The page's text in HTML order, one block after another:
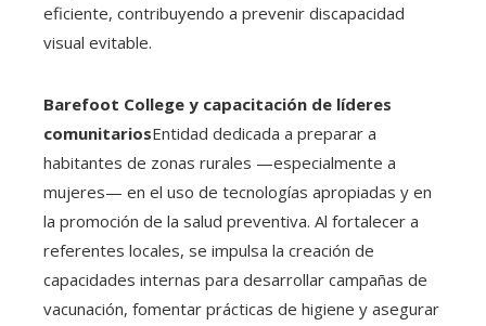
eficiente, contribuyendo a prevenir discapacidad
visual evitable.
Barefoot College y capacitación de líderes
comunitariosEntidad dedicada a preparar a
habitantes de zonas rurales —especialmente a
mujeres— en el uso de tecnologías apropiadas y en
la promoción de la salud preventiva. Al fortalecer a
referentes locales, se impulsa la creación de
capacidades internas para desarrollar campañas de
vacunación, fomentar prácticas de higiene y asegurar